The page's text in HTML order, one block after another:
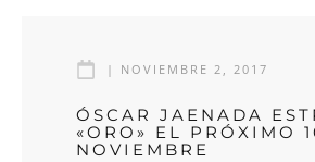
| NOVIEMBRE 2, 2017
ÓSCAR JAENADA
«ORO» EL PRÓXIMO
NOVIEMBRE